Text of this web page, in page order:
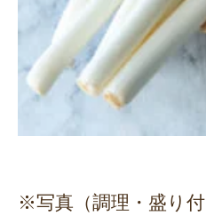
※写真（調理・盛り